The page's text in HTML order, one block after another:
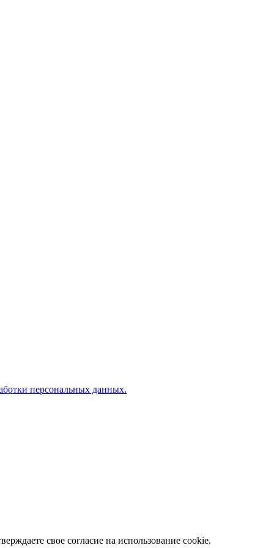
персональных данных.
свое согласие на использование cookie.